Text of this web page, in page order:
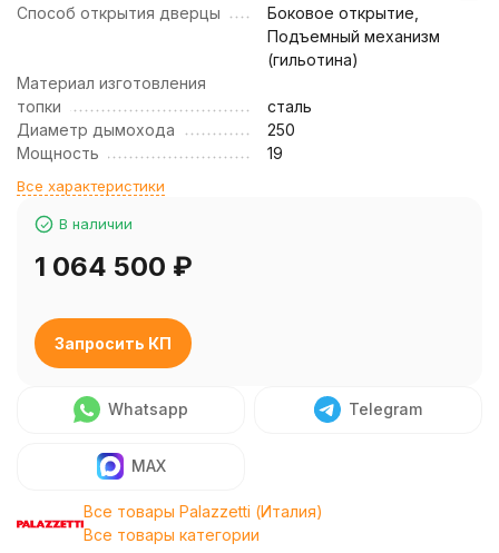
Способ открытия дверцы
Боковое открытие,
Подъемный механизм
(гильотина)
Материал изготовления
топки
сталь
Диаметр дымохода
250
Мощность
19
Все характеристики
В наличии
1 064 500 ₽
Запросить КП
Whatsapp Telegram
MAX
Все товары Palazzetti (Италия)
Все товары категории